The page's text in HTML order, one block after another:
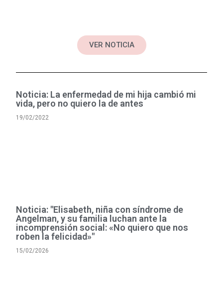
VER NOTICIA
Noticia: La enfermedad de mi hija cambió mi
vida, pero no quiero la de antes
19/02/2022
Noticia: "Elisabeth, niña con síndrome de
Angelman, y su familia luchan ante la
incomprensión social: «No quiero que nos
roben la felicidad»"
15/02/2026